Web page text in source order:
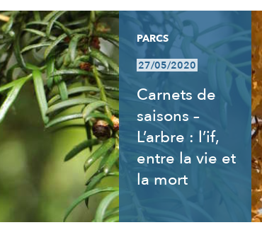
PARCS
27/05/2020
Carnets de
saisons –
L’arbre : l’if,
entre la vie et
la mort